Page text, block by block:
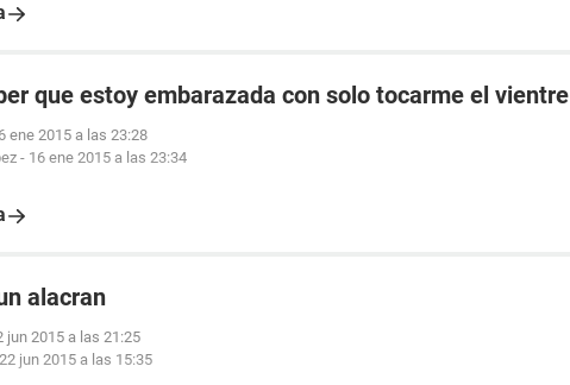
que estoy embarazada con solo tocarme el vientre
ene 2015 a las 23:28
- 16 ene 2015 a las 23:34
alacran
jun 2015 a las 21:25
22 jun 2015 a las 15:35